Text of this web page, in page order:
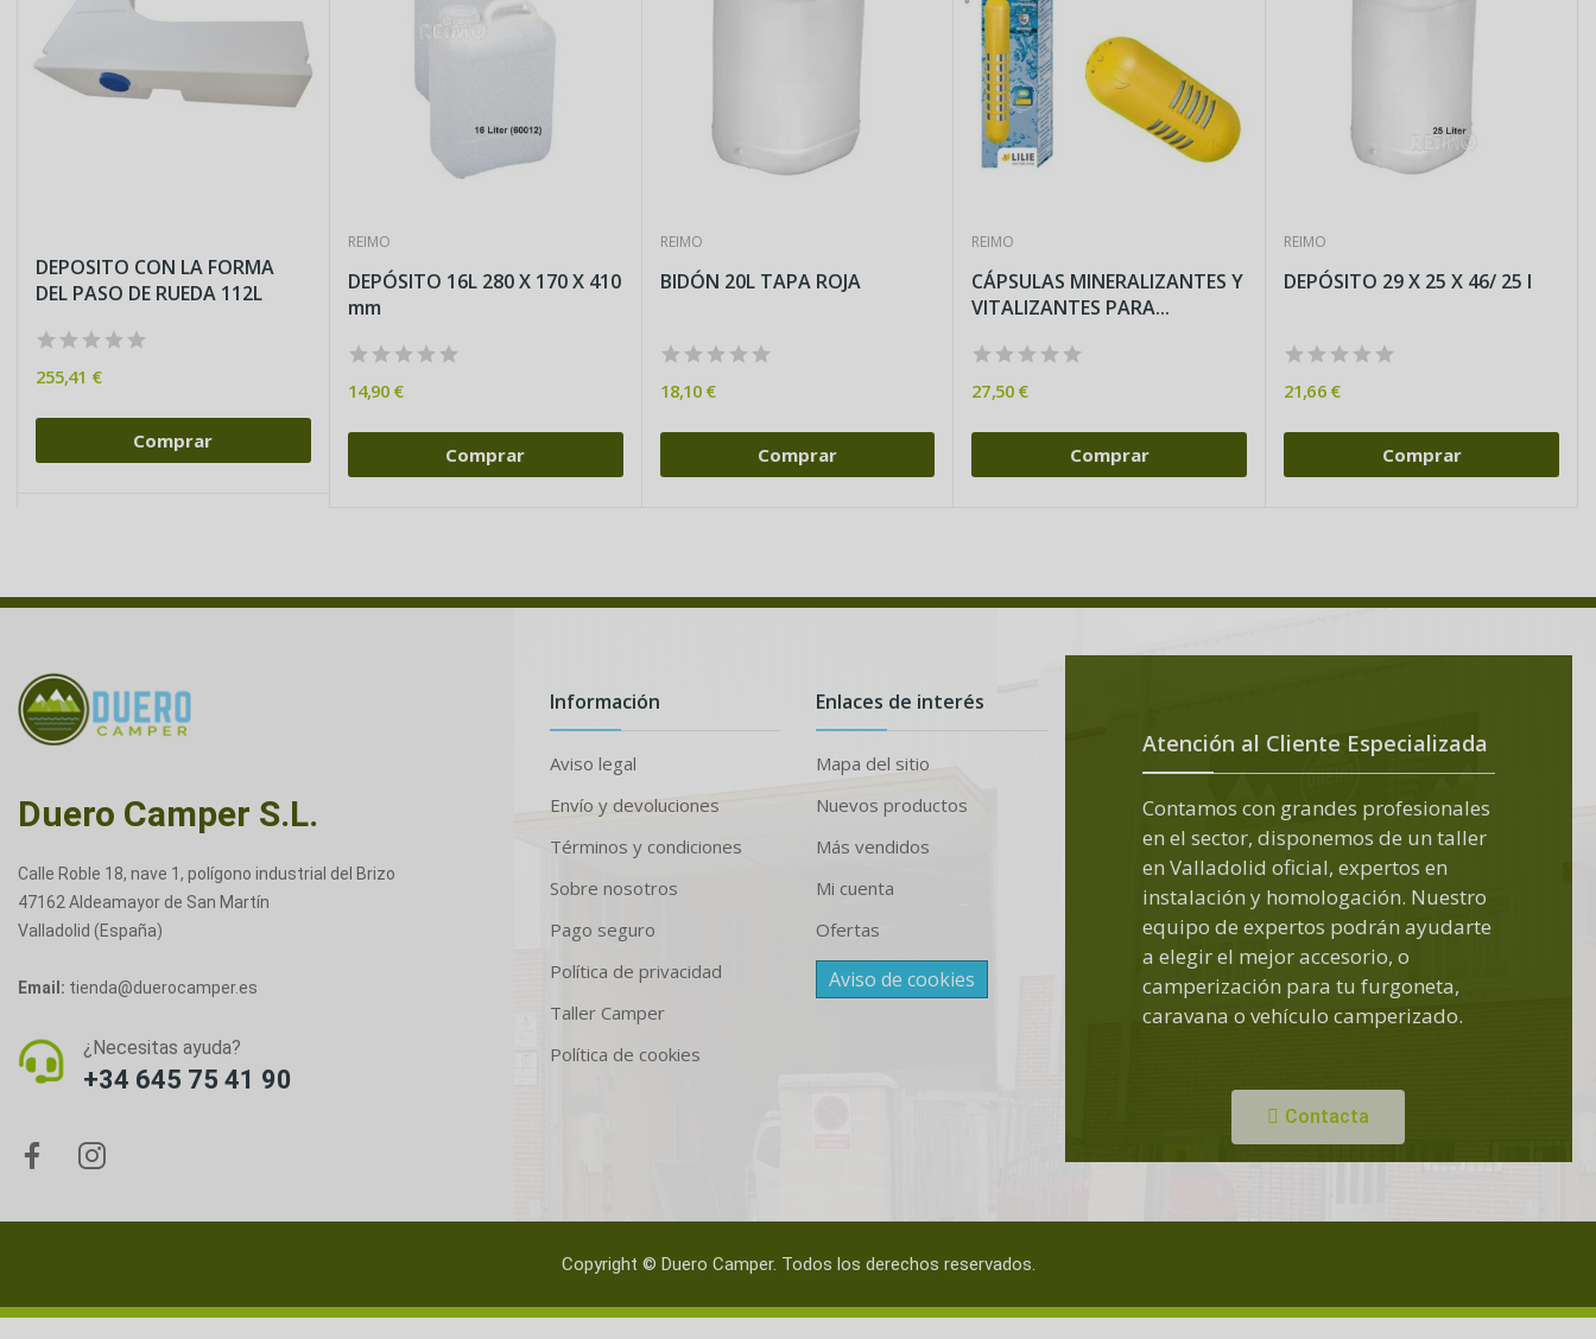
DEPOSITO CON LA FORMA
DEL PASO DE RUEDA 112L
255,41 €
Comprar
REIMO
DEPÓSITO 16L 280 X 170 X 410
mm
14,90 €
Comprar
REIMO
BIDÓN 20L TAPA ROJA
18,10 €
Comprar
REIMO
CÁPSULAS MINERALIZANTES Y
VITALIZANTES PARA...
27,50 €
Comprar
REIMO
DEPÓSITO 29 X 25 X 46/ 25 l
21,66 €
Comprar
Duero Camper S.L.
Calle Roble 18, nave 1, polígono industrial del Brizo
47162 Aldeamayor de San Martín
Valladolid (España)
Email: tienda@duerocamper.es
¿Necesitas ayuda?
+34 645 75 41 90
Información
Aviso legal
Envío y devoluciones
Términos y condiciones
Sobre nosotros
Pago seguro
Política de privacidad
Taller Camper
Política de cookies
Enlaces de interés
Mapa del sitio
Nuevos productos
Más vendidos
Mi cuenta
Ofertas
Aviso de cookies
Atención al Cliente Especializada
Contamos con grandes profesionales
en el sector, disponemos de un taller
en Valladolid oficial, expertos en
instalación y homologación. Nuestro
equipo de expertos podrán ayudarte
a elegir el mejor accesorio, o
camperización para tu furgoneta,
caravana o vehículo camperizado.
Contacta
Copyright © Duero Camper. Todos los derechos reservados.